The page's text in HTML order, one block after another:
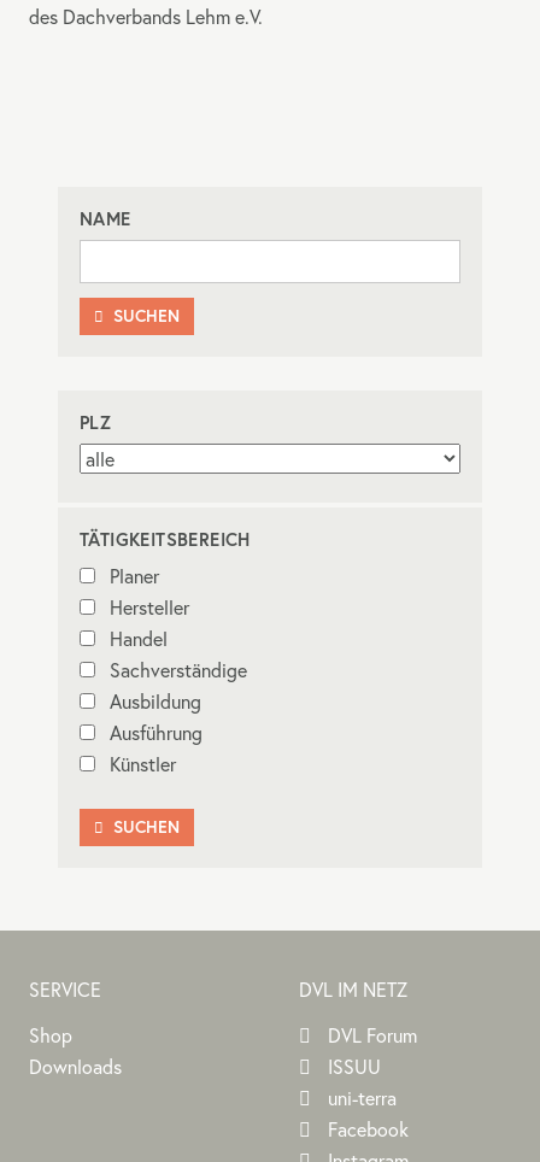
des Dachverbands Lehm e.V.
NAME
 SUCHEN
PLZ
TÄTIGKEITSBEREICH
Planer
Hersteller
Handel
Sachverständige
Ausbildung
Ausführung
Künstler
 SUCHEN
SERVICE
Shop
Downloads
DVL IM NETZ
DVL Forum
ISSUU
uni-terra
Facebook